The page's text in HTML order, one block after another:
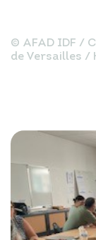
© AFAD IDF /
de Versailles /